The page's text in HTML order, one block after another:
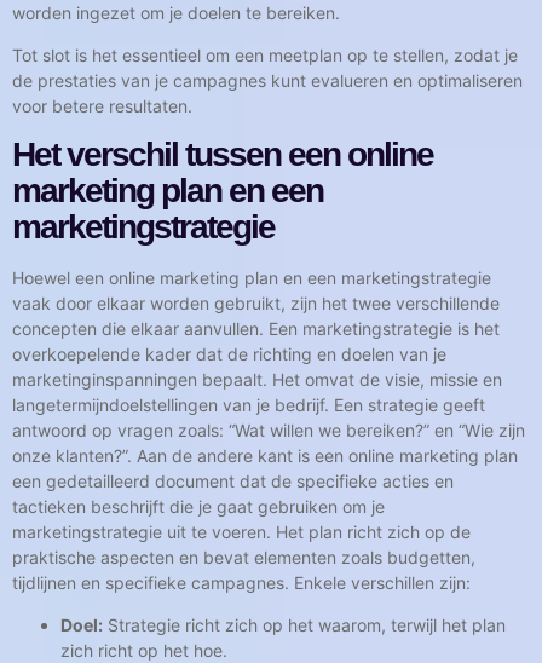
worden ingezet om je doelen te bereiken.
Tot slot is het essentieel om een meetplan op te stellen, zodat je
de prestaties van je campagnes kunt evalueren en optimaliseren
voor betere resultaten.
Het verschil tussen een online
marketing plan en een
marketingstrategie
Hoewel een online marketing plan en een marketingstrategie
vaak door elkaar worden gebruikt, zijn het twee verschillende
concepten die elkaar aanvullen. Een marketingstrategie is het
overkoepelende kader dat de richting en doelen van je
marketinginspanningen bepaalt. Het omvat de visie, missie en
langetermijndoelstellingen van je bedrijf. Een strategie geeft
antwoord op vragen zoals: “Wat willen we bereiken?” en “Wie zijn
onze klanten?”. Aan de andere kant is een online marketing plan
een gedetailleerd document dat de specifieke acties en
tactieken beschrijft die je gaat gebruiken om je
marketingstrategie uit te voeren. Het plan richt zich op de
praktische aspecten en bevat elementen zoals budgetten,
tijdlijnen en specifieke campagnes. Enkele verschillen zijn:
Doel: Strategie richt zich op het waarom, terwijl het plan
zich richt op het hoe.